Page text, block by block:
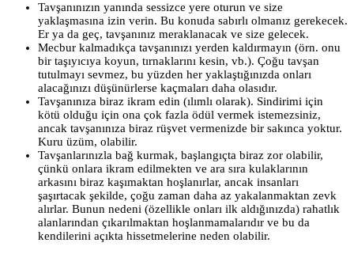
Tavşanınızın yanında sessizce yere oturun ve size
yaklaşmasına izin verin. Bu konuda sabırlı olmanız gerekecek.
Er ya da geç, tavşanınız meraklanacak ve size gelecek.
Mecbur kalmadıkça tavşanınızı yerden kaldırmayın (örn. onu
bir taşıyıcıya koyun, tırnaklarını kesin, vb.). Çoğu tavşan
tutulmayı sevmez, bu yüzden her yaklaştığınızda onları
alacağınızı düşünürlerse kaçmaları daha olasıdır.
Tavşanınıza biraz ikram edin (ılımlı olarak). Sindirimi için
kötü olduğu için ona çok fazla ödül vermek istemezsiniz,
ancak tavşanınıza biraz rüşvet vermenizde bir sakınca yoktur.
Kuru üzüm, olabilir.
Tavşanlarınızla bağ kurmak, başlangıçta biraz zor olabilir,
çünkü onlara ikram edilmekten ve ara sıra kulaklarının
arkasını biraz kaşımaktan hoşlanırlar, ancak insanları
şaşırtacak şekilde, çoğu zaman daha az yakalanmaktan zevk
alırlar. Bunun nedeni (özellikle onları ilk aldığınızda) rahatlık
alanlarından çıkarılmaktan hoşlanmamalarıdır ve bu da
kendilerini açıkta hissetmelerine neden olabilir.